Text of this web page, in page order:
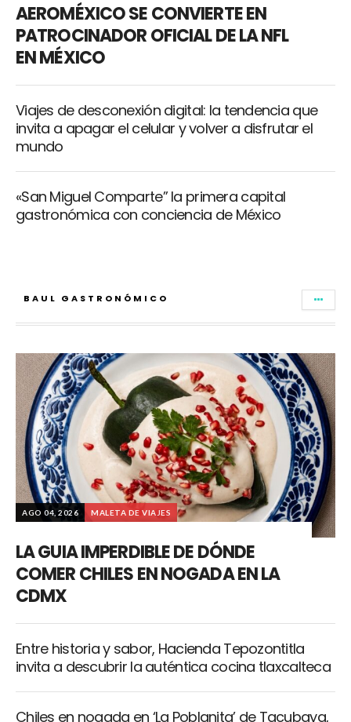
AEROMÉXICO SE CONVIERTE EN
PATROCINADOR OFICIAL DE LA NFL
EN MÉXICO
Viajes de desconexión digital: la tendencia que
invita a apagar el celular y volver a disfrutar el
mundo
«San Miguel Comparte” la primera capital
gastronómica con conciencia de México
BAUL GASTRONÓMICO
AGO 04, 2026 MALETA DE VIAJES
LA GUIA IMPERDIBLE DE DÓNDE
COMER CHILES EN NOGADA EN LA
CDMX
Entre historia y sabor, Hacienda Tepozontitla
invita a descubrir la auténtica cocina tlaxcalteca
Chiles en nogada en ‘La Poblanita’ de Tacubaya,